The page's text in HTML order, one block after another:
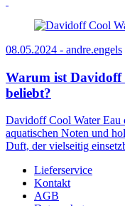
08.05.2024 - andre.engels
Warum ist Davidoff
beliebt?
Davidoff Cool Water Eau
aquatischen Noten und
Duft, der vielseitig
Lieferservice
Kontakt
AGB